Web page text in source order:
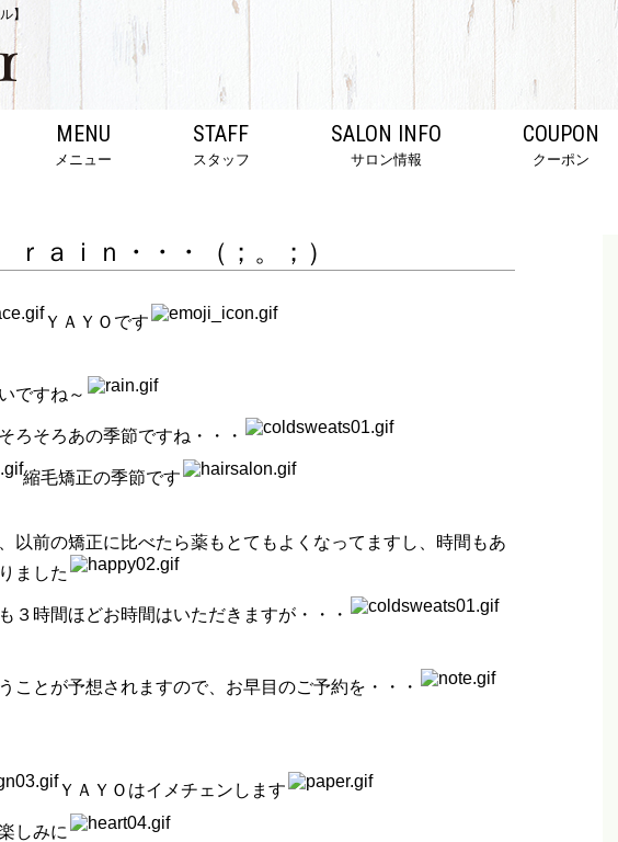
】
MENU
メニュー
STAFF
スタッフ
SALON INFO
サロン情報
COUPON
クーポン
ｒａｉｎ・・・（；。；）
ＹＡＹＯです
ですね～
ろそろあの季節ですね・・・
縮毛矯正の季節です
以前の矯正に比べたら薬もとてもよくなってますし、時間もあ
ました
３時間ほどお時間はいただきますが・・・
ことが予想されますので、お早目のご予約を・・・
ＹＡＹＯはイメチェンします
しみに